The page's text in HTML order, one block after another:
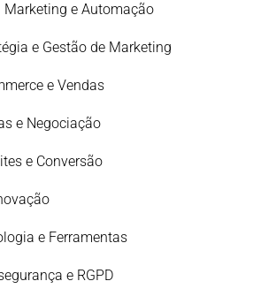
Marketing e Automação
e Gestão de Marketing
e Vendas
e Negociação
e Conversão
e Ferramentas
e RGPD